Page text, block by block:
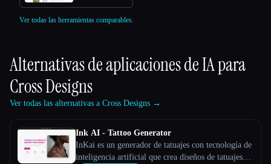
Ver todas las herramientas comparables.
Alternativas de aplicaciones de IA para
Cross Designs
Ver todas las alternativas a Cross Designs →
Ink AI - Tattoo Generator
InKai es un generador de tatuajes con tecnología de
inteligencia artificial que crea diseños de tatuajes